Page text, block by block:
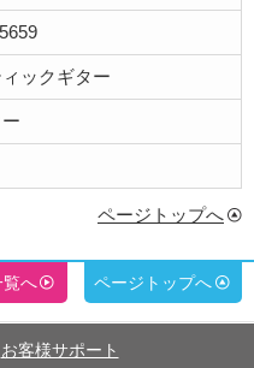
ックギター
ページトップへ
覧へ ページトップへ
お客様サポート